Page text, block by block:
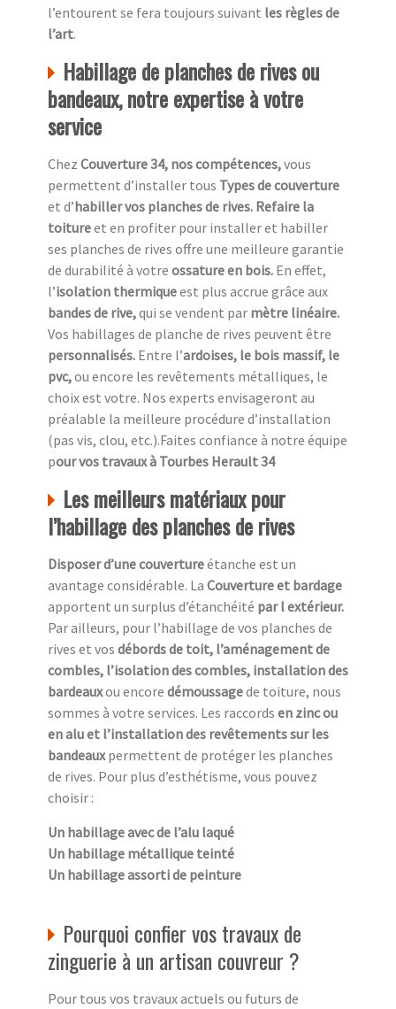
l’entourent se fera toujours suivant les règles de
l’art.
Habillage de planches de rives ou
bandeaux, notre expertise à votre
service
Chez Couverture 34, nos compétences,vous
permettent d’installer tous Types de couverture
et d’habiller vos planches de rives. Refaire la
toitureet en profiter pour installer et habiller
ses planches de rives offre une meilleure garantie
de durabilité à votre ossature en bois. En effet,
l’isolation thermiqueest plus accrue grâce aux
bandes de rive,qui se vendent par mètre linéaire.
Vos habillages de planche de rives peuvent être
personnalisés. Entre l’ardoises, le bois massif, le
pvc,ou encore les revêtements métalliques, le
choix est votre. Nos experts envisageront au
préalable la meilleure procédure d’installation
(pas vis, clou, etc.).Faites confiance à notre équipe
pour vos travaux à Tourbes Herault 34
Les meilleurs matériaux pour
l’habillage des planches de rives
Disposer d’une couvertureétanche est un
avantage considérable. La Couverture et bardage
apportent un surplus d’étanchéité par l extérieur.
Par ailleurs, pour l’habillage de vos planches de
rives et vos débords de toit, l’aménagement de
combles, l’isolation des combles, installation des
bardeauxou encore démoussagede toiture, nous
sommes à votre services. Les raccords en zinc ou
en alu et l’installation des revêtements sur les
bandeauxpermettent de protéger les planches
de rives. Pour plus d’esthétisme, vous pouvez
choisir :
Un habillage avec de l’alu laqué
Un habillage métallique teinté
Un habillage assorti de peinture
Pourquoi confier vos travaux de
zinguerie à un artisan couvreur ?
Pour tous vos travaux actuels ou futurs de